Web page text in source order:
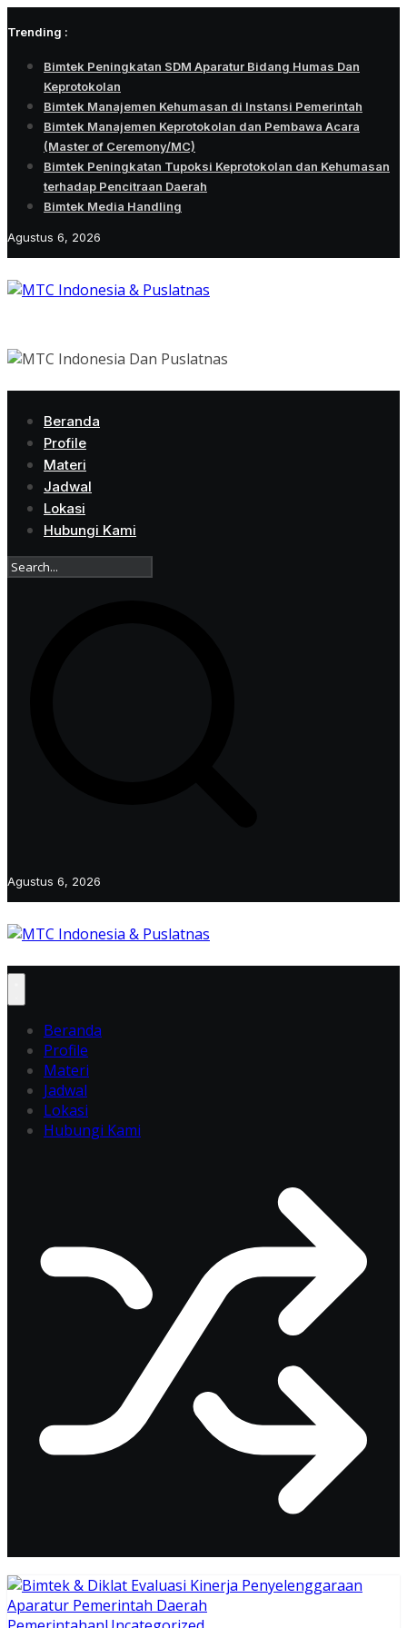
to
Trending :
Bimtek Peningkatan SDM Aparatur Bidang Humas Dan
Keprotokolan
Bimtek Manajemen Kehumasan di Instansi Pemerintah
Bimtek Manajemen Keprotokolan dan Pembawa Acara
(Master of Ceremony/MC)
Bimtek Peningkatan Tupoksi Keprotokolan dan Kehumasan
terhadap Pencitraan Daerah
Bimtek Media Handling
Agustus 6, 2026
Beranda
Profile
Materi
Jadwal
Lokasi
Hubungi Kami
Agustus 6, 2026
Beranda
Profile
Materi
Jadwal
Lokasi
Hubungi Kami